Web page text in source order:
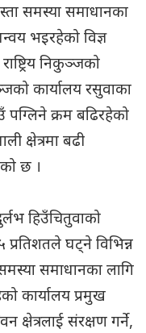
समस्या समाधानका
भइरहेको विज्ञ
निकुञ्जको
कार्यालय रसुवाका
पग्लिने क्रम बढिरहेको
क्षेत्रमा बढी
छ ।
हिउँचितुवाको
घट्ने विभिन्न
समाधानका लागि
कार्यालय प्रमुख
क्षेत्रलाई संरक्षण गर्ने,